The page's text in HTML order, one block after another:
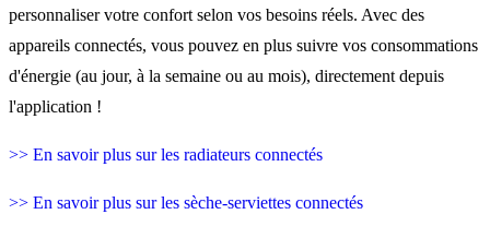
personnaliser votre confort selon vos besoins réels. Avec des
appareils connectés, vous pouvez en plus suivre vos consommations
d'énergie (au jour, à la semaine ou au mois), directement depuis
l'application !
>> En savoir plus sur les radiateurs connectés
>> En savoir plus sur les sèche-serviettes connectés